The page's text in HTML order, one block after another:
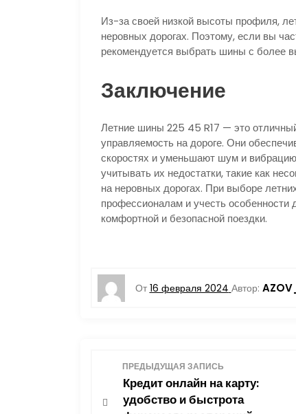
Из-за своей низкой высоты профиля,
неровных дорогах. Поэтому, если вы
рекомендуется выбрать шины с более
Заключение
Летние шины 225 45 R17 — это
управляемость на дороге. Они
скоростях и уменьшают шум и
учитывать их недостатки, такие как
на неровных дорогах. При выборе
профессионалам и учесть
комфортной и безопасной поездки.
От 16 февраля 2024 Автор:
ПРЕДЫДУЩАЯ ЗАПИСЬ
Кредит онлайн на карту:
удобство и быстрота